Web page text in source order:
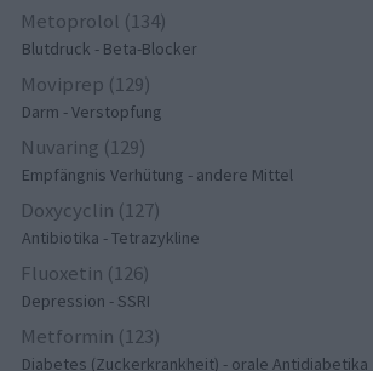
Metoprolol (134)
Blutdruck - Beta-Blocker
Moviprep (129)
Darm - Verstopfung
Nuvaring (129)
Empfängnis Verhütung - andere Mittel
Doxycyclin (127)
Antibiotika - Tetrazykline
Fluoxetin (126)
Depression - SSRI
Metformin (123)
Diabetes (Zuckerkrankheit) - orale Antidiabetika